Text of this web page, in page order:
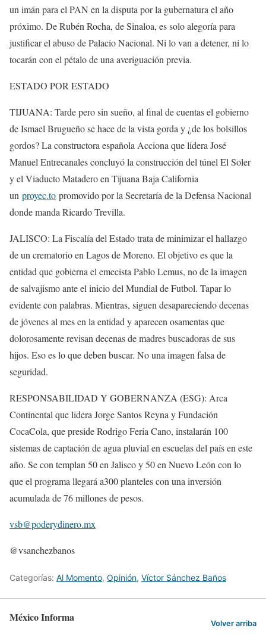
un imán para el PAN en la disputa por la gubernatura el año
próximo. De Rubén Rocha, de Sinaloa, es solo alegoría para
justificar el abuso de Palacio Nacional. Ni lo van a detener, ni lo
tocarán con el pétalo de una averiguación previa.
ESTADO POR ESTADO
TIJUANA: Tarde pero sin sueño, al final de cuentas el gobierno
de Ismael Brugueño se hace de la vista gorda y ¿de los bolsillos
gordos? La constructora española Acciona que lidera José
Manuel Entrecanales concluyó la construcción del túnel El Soler
y el Viaducto Matadero en Tijuana Baja California
un proyec.to promovido por la Secretaría de la Defensa Nacional
donde manda Ricardo Trevilla.
JALISCO: La Fiscalía del Estado trata de minimizar el hallazgo
de un crematorio en Lagos de Moreno. El objetivo es que la
entidad que gobierna el emecista Pablo Lemus, no de la imagen
de salvajismo ante el inicio del Mundial de Futbol. Tapar lo
evidente con palabras. Mientras, siguen desapareciendo decenas
de jóvenes al mes en la entidad y aparecen osamentas que
dolorosamente revisan decenas de madres buscadoras de sus
hijos. Eso es lo que deben buscar. No una imagen falsa de
seguridad.
RESPONSABILIDAD Y GOBERNANZA (ESG): Arca
Continental que lidera Jorge Santos Reyna y Fundación
CocaCola, que preside Rodrigo Feria Cano, instalarán 100
sistemas de captación de agua pluvial en escuelas del país en este
año. Se con templan 50 en Jalisco y 50 en Nuevo León con lo
que el programa llegará a300 planteles con una inversión
acumulada de 76 millones de pesos.
vsb@poderydinero.mx
@vsanchezbanos
Categorías: Al Momento, Opinión, Víctor Sánchez Baños
México Informa Volver arriba